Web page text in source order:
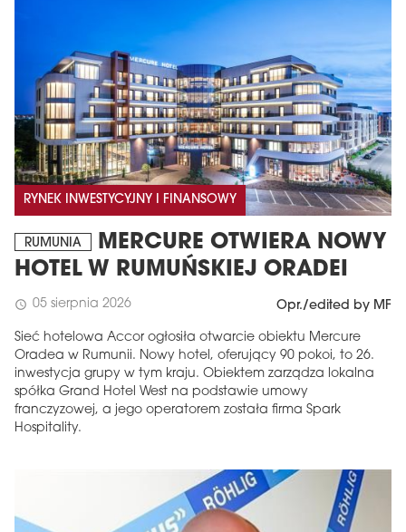
RYNEK INWESTYCYJNY I FINANSOWY
RUMUNIA
MERCURE OTWIERA NOWY
HOTEL W RUMUŃSKIEJ ORADEI
schedule 05 sierpnia 2026 Opr./edited by MF
Sieć hotelowa Accor ogłosiła otwarcie obiektu Mercure
Oradea w Rumunii. Nowy hotel, oferujący 90 pokoi, to 26.
inwestycja grupy w tym kraju. Obiektem zarządza lokalna
spółka Grand Hotel West na podstawie umowy
franczyzowej, a jego operatorem została firma Spark
Hospitality.